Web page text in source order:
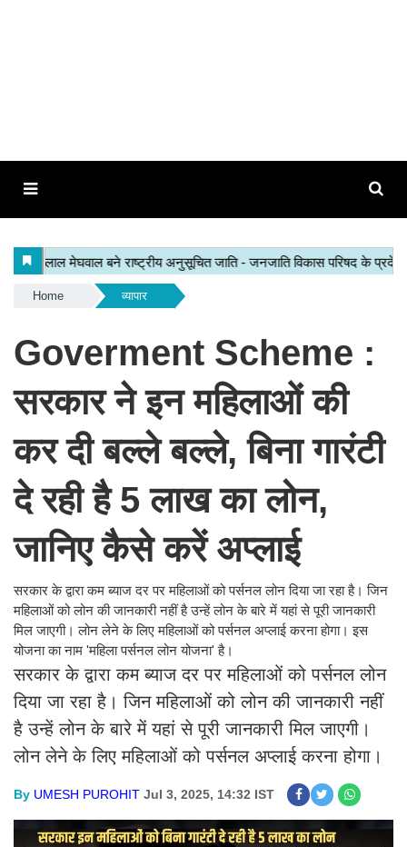
Home व्यापार
Goverment Scheme :
सरकार ने इन महिलाओं की
कर दी बल्ले बल्ले, बिना गारंटी
दे रही है 5 लाख का लोन,
जानिए कैसे करें अप्लाई
सरकार के द्वारा कम ब्याज दर पर महिलाओं को पर्सनल लोन दिया जा रहा है। जिन
महिलाओं को लोन की जानकारी नहीं है उन्हें लोन के बारे में यहां से पूरी जानकारी
मिल जाएगी। लोन लेने के लिए महिलाओं को पर्सनल अप्लाई करना होगा। इस
योजना का नाम 'महिला पर्सनल लोन योजना' है।
सरकार के द्वारा कम ब्याज दर पर महिलाओं को पर्सनल लोन
दिया जा रहा है। जिन महिलाओं को लोन की जानकारी नहीं
है उन्हें लोन के बारे में यहां से पूरी जानकारी मिल जाएगी।
लोन लेने के लिए महिलाओं को पर्सनल अप्लाई करना होगा।
By UMESH PUROHIT Jul 3, 2025, 14:32 IST